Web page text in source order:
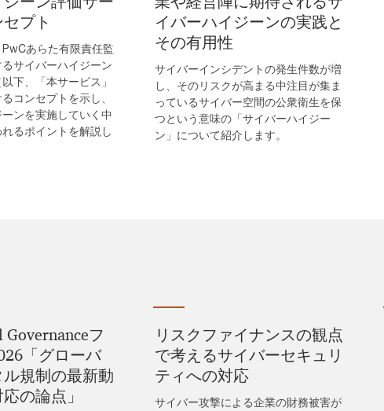
プト
あらた有限責任監
サイバーハイジーン
下、「本サービス」
コンセプトを示し、
ンを実施していく中
るポイントを解説し
イバーハイジーンの実践と
その有用性
サイバーインシデントの発生件数が増
し、そのリスクが高まる中注目が集ま
っているサイバー空間の公衆衛生を保
つという意味の「サイバーハイジー
ン」について紹介します。
フ
「グローバ
規制の最新動
の論点」
リスクファイナンスの観点
で考えるサイバーセキュリ
ティへの対応
サイバー攻撃による企業の財務被害が